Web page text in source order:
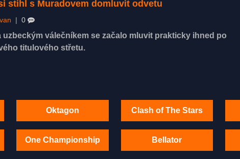
stihl s Muradovem domluvit odvetu
| 0
uzbeckým válečníkem se začalo mluvit prakticky ihned po
titulového střetu.
Oktagon Clash of The Stars
One Championship Bellator